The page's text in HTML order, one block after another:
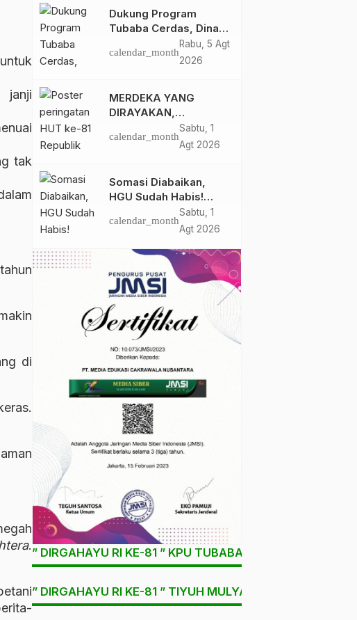
janji
tak
di
.
2029
Dukung Program
Tubaba Cerdas, Dinas
Perpustakaan Layani
Santri Ponpes Darul
Keliling
calendar_month
Rabu, 5 Agt
2026
MERDEKA YANG
DIRAYAKAN,
KEADILAN YANG
MASIH
calendar_month
Sabtu, 1
Agt 2026
Somasi Diabaikan,
HGU Sudah Habis!
Ratusan Warga Buay
Bulan Bersatu Beri
PTPN 1 Regional 7
calendar_month
Sabtu, 1
Agt 2026
” DIRGAHAYU RI KE-81 ” KPU TUBABA
” DIRGAHAYU RI KE-81 ” TIYUH MULYA SARI